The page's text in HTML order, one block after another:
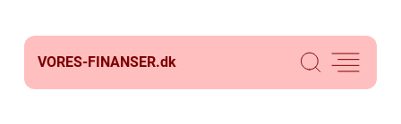
VORES-FINANSER.dk